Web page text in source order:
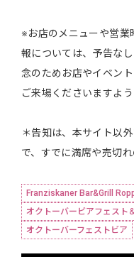
※お店のメニューや営業
報については、予告な
念のためお店やイベン
ご来場くださいますよ
＊告知は、本サイト以
で、すでに満席や売切
Franziskaner Bar&Grill
オクトーバービアフェス
オクトーバーフェストビア